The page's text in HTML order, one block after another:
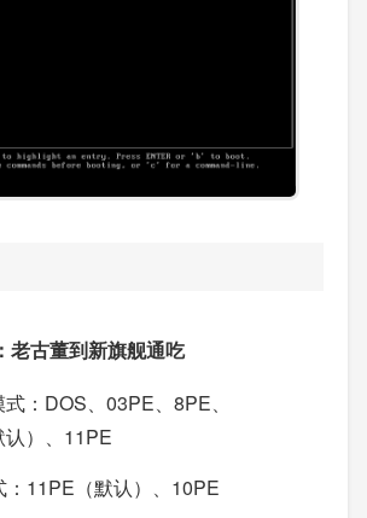
老古董到新旗舰通吃
：DOS、03PE、8PE、
）、11PE
：11PE（默认）、10PE